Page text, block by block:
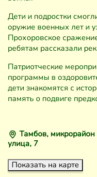
Дети и подростки
оружие военных лет и
Прохоровское
ребятам рассказали
Патриотческие
программы в
дети знакомятся с
память о подвиге
Тамбов,
улица, 7
Показать на карте